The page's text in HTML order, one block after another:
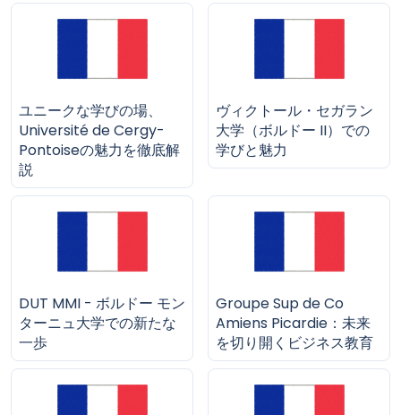
ユニークな学びの場、
Université de Cergy-
Pontoiseの魅力を徹底解
説
ヴィクトール・セガラン
大学（ボルドー II）での
学びと魅力
DUT MMI - ボルドー モン
ターニュ大学での新たな
一歩
Groupe Sup de Co
Amiens Picardie：未来
を切り開くビジネス教育